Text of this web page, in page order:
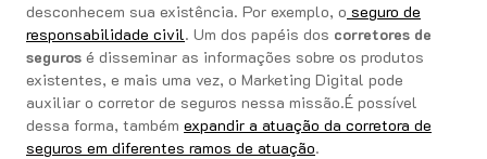
desconhecem sua existência. Por exemplo, o seguro de
responsabilidade civil. Um dos papéis dos corretores de
seguros é disseminar as informações sobre os produtos
existentes, e mais uma vez, o Marketing Digital pode
auxiliar o corretor de seguros nessa missão.É possível
dessa forma, também expandir a atuação da corretora de
seguros em diferentes ramos de atuação.